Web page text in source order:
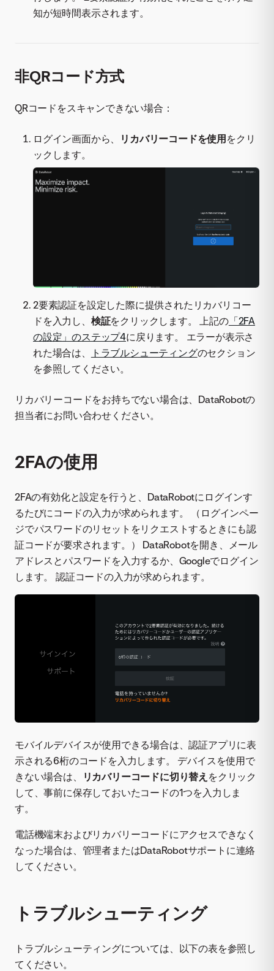
知が短時間表示されます。
非QRコード方式
QRコードをスキャンできない場合：
ログイン画面から、 リカバリーコードを使用をクリ
ックします。
2要素認証を設定した際に提供されたリカバリコー
ドを入力し、 検証をクリックします。 上記の「2FA
の設定」のステップ4に戻ります。 エラーが表示さ
れた場合は、
トラブルシューティングのセクション
を参照してください。
リカバリーコードをお持ちでない場合は、DataRobotの
担当者にお問い合わせください。
2FAの使用
2FAの有効化と設定を行うと、DataRobotにログインす
るたびにコードの入力が求められます。 （ログインペー
ジでパスワードのリセットをリクエストするときにも認
証コードが要求されます。） DataRobotを開き、メール
アドレスとパスワードを入力するか、Googleでログイン
します。 認証コードの入力が求められます。
モバイルデバイスが使用できる場合は、認証アプリに表
示される6桁のコードを入力します。 デバイスを使用で
きない場合は、
リカバリーコードに切り替え をクリック
して、事前に保存しておいたコードの1つを入力しま
す。
電話機端末およびリカバリーコードにアクセスできなく
なった場合は、管理者またはDataRobotサポートに連絡
してください。
トラブルシューティング
トラブルシューティングについては、以下の表を参照し
てください。